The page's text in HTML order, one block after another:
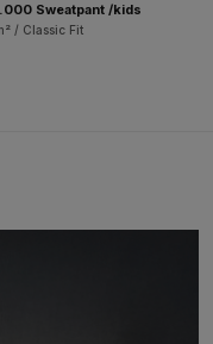
Sweatpant /kids
/ Classic Fit